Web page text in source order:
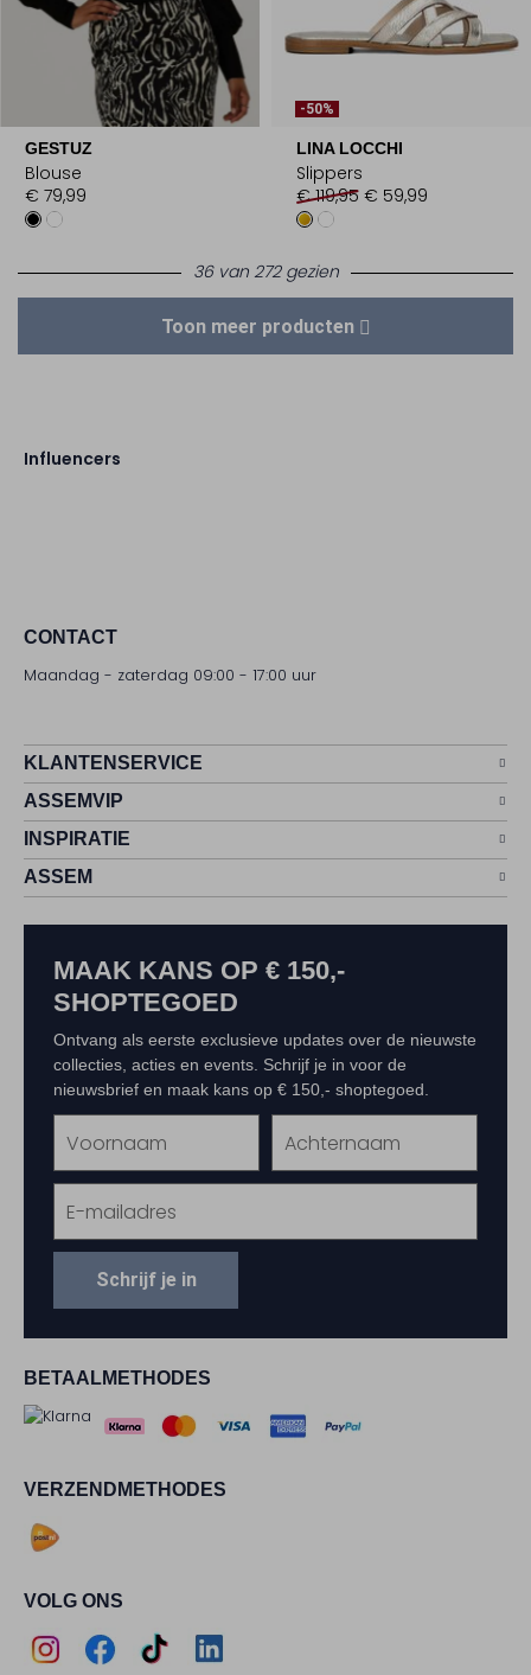
GESTUZ
Blouse
€ 79,99
-50%
LINA LOCCHI
Slippers
€ 119,95 € 59,99
36 van 272 gezien
Toon meer producten
Influencers
CONTACT
Maandag - zaterdag 09:00 - 17:00 uur
KLANTENSERVICE
ASSEMVIP
INSPIRATIE
ASSEM
BETAALMETHODES
VERZENDMETHODES
VOLG ONS
MAAK KANS OP € 150,-
SHOPTEGOED
Ontvang als eerste exclusieve updates over de nieuwste
collecties, acties en events. Schrijf je in voor de
nieuwsbrief en maak kans op € 150,- shoptegoed.
Schrijf je in